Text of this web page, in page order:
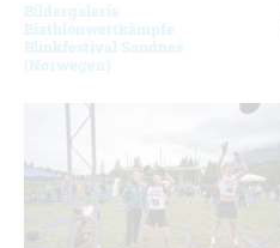
Bildergalerie
Biathlonwettkämpfe
Blinkfestival Sandnes
(Norwegen)